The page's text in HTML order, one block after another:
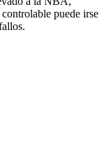
puede irse